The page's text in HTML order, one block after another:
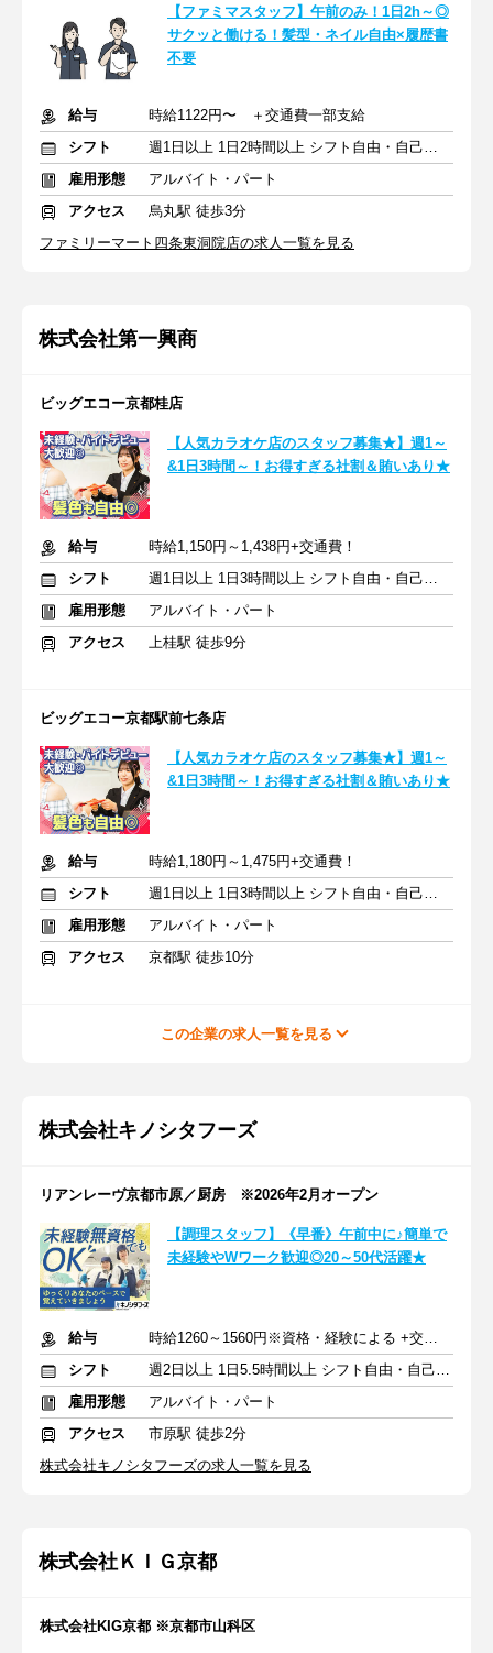
【ファミマスタッフ】午前のみ！1日2h～◎
サクッと働ける！髪型・ネイル自由×履歴書
不要
給与
時給1122円〜 ＋交通費一部支給
シフト
週1日以上 1日2時間以上 シフト自由・自己申告
雇用形態
アルバイト・パート
アクセス
烏丸駅 徒歩3分
ファミリーマート四条東洞院店の求人一覧を見る
株式会社第一興商
ビッグエコー京都桂店
【人気カラオケ店のスタッフ募集★】週1～
&1日3時間～！お得すぎる社割＆賄いあり★
給与
時給1,150円～1,438円+交通費！
シフト
週1日以上 1日3時間以上 シフト自由・自己申告
雇用形態
アルバイト・パート
アクセス
上桂駅 徒歩9分
ビッグエコー京都駅前七条店
【人気カラオケ店のスタッフ募集★】週1～
&1日3時間～！お得すぎる社割＆賄いあり★
給与
時給1,180円～1,475円+交通費！
シフト
週1日以上 1日3時間以上 シフト自由・自己申告
雇用形態
アルバイト・パート
アクセス
京都駅 徒歩10分
この企業の求人一覧を見る
株式会社キノシタフーズ
リアンレーヴ京都市原／厨房 ※2026年2月オープン
【調理スタッフ】《早番》午前中に♪簡単で
未経験やWワーク歓迎◎20～50代活躍★
給与
時給1260～1560円※資格・経験による +交通費支給
シフト
週2日以上 1日5.5時間以上 シフト自由・自己申告
雇用形態
アルバイト・パート
アクセス
市原駅 徒歩2分
株式会社キノシタフーズの求人一覧を見る
株式会社ＫＩＧ京都
株式会社KIG京都 ※京都市山科区